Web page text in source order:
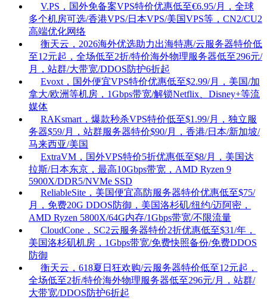
V.PS，国外免备案VPS特价优惠低至€6.95/月，全球
多个机房可选/香港VPS/日本VPS/美国VPS等，CN2/CU2
高端优化网络
衡天云，2026海外优选助力出海特惠/云服务器特价低
至12元起，全场低至2折/特价海外物理服务器低至296元/
月，站群/大带宽/DDOS防护6折起
Evoxt，国外便宜VPS特价优惠低至$2.99/月，美国/加
拿大/欧洲等机房，1Gbps带宽/解锁Netflix、Disney+等流
媒体
RAKsmart，爆款秒杀VPS特价低至$1.99/月，独立服
务器$59/月，站群服务器特价$90/月，香港/日本/新加坡/
马来西亚/美国
ExtraVM，国外VPS特价5折优惠低至$8/月，美国达
拉斯/日本东京，最高10Gbps带宽，AMD Ryzen 9
5900X/DDR5/NVMe SSD
ReliableSite，美国便宜高防服务器特价优惠低至$75/
月，免费20G DDOS防御，美国洛杉矶/纽约/迈阿密，
AMD Ryzen 5800X/64G内存/1Gbps带宽/不限流量
CloudCone，SC2云服务器特价2折优惠低至$31/年，
美国洛杉矶机房，1Gbps带宽/免费快照备份/免费DDOS
防御
衡天云，618夏日狂欢购/云服务器特价低至12元起，
全场低至2折/特价海外物理服务器低至296元/月，站群/
大带宽/DDOS防护6折起